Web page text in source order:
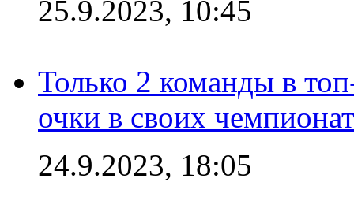
25.9.2023, 10:45
Только 2 команды в
очки в своих
24.9.2023, 18:05